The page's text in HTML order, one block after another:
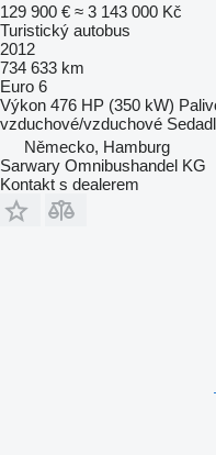
129 900 € ≈ 3 143 000 Kč
Turistický autobus
2012
734 633 km
Euro 6
Výkon 476 HP (350 kW)
vzduchové/vzduchové
Německo, Hamburg
Sarwary Omnibushandel KG
Kontakt s dealerem